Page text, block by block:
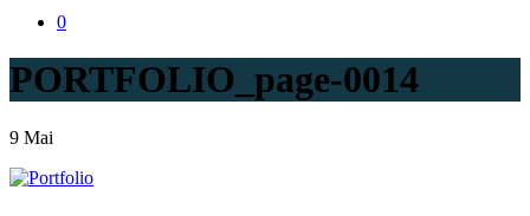
0
PORTFOLIO_page-0014
9 Mai